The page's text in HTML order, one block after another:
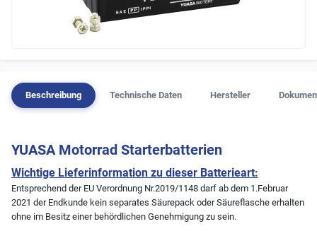
Beschreibung Technische Daten Hersteller
YUASA Motorrad Starterbatterien
Wichtige Lieferinformation zu dieser Batterieart:
Entsprechend der EU Verordnung Nr.2019/1148 darf ab dem 1.Februar
2021 der Endkunde kein separates Säurepack oder Säureflasche erhalten
ohne im Besitz einer behördlichen Genehmigung zu sein.